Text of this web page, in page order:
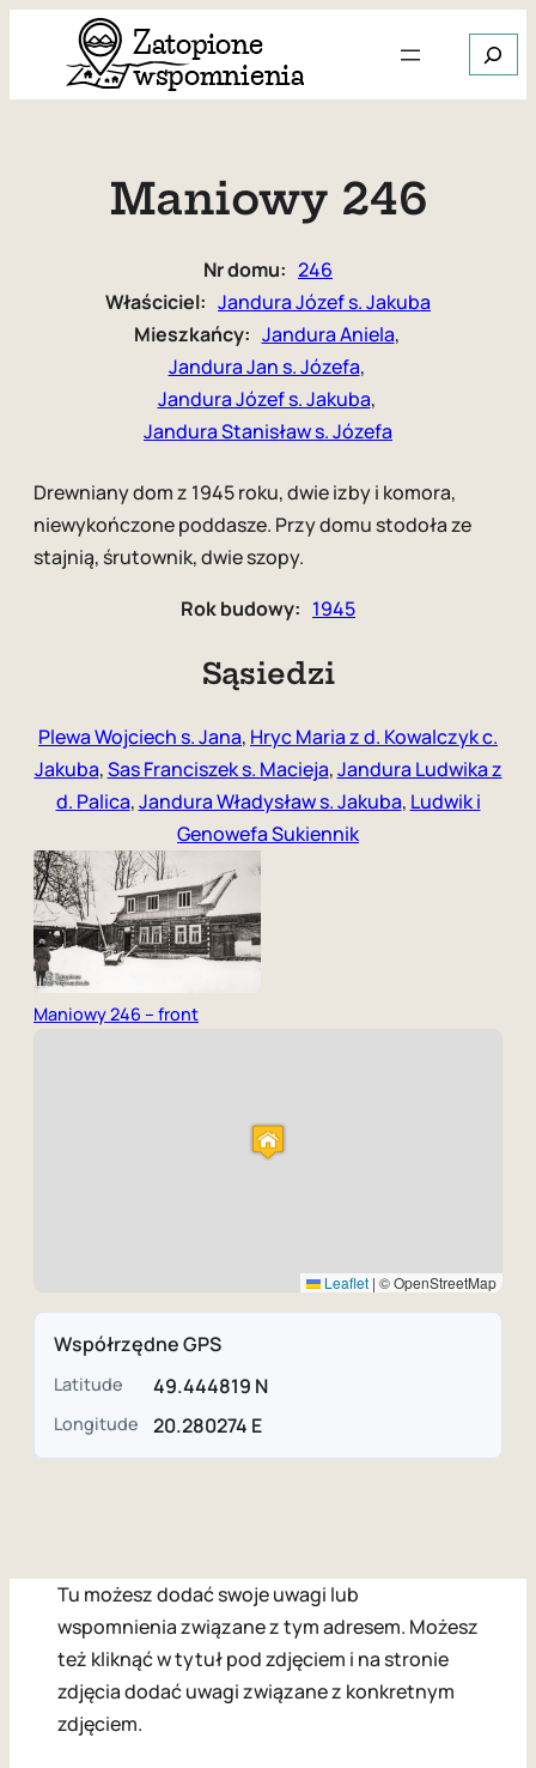
Szukaj
Maniowy 246
Nr domu: 246
Właściciel: Jandura Józef s. Jakuba
Mieszkańcy: Jandura Aniela,
Jandura Jan s. Józefa,
Jandura Józef s. Jakuba,
Jandura Stanisław s. Józefa
Drewniany dom z 1945 roku, dwie izby i komora,
niewykończone poddasze. Przy domu stodoła ze
stajnią, śrutownik, dwie szopy.
Rok budowy: 1945
Sąsiedzi
Plewa Wojciech s. Jana, Hryc Maria z d. Kowalczyk c.
Jakuba,Sas Franciszek s. Macieja,Jandura Ludwika z
d. Palica,Jandura Władysław s. Jakuba, Ludwik i
Genowefa Sukiennik
Maniowy 246 – front
Leaflet | © OpenStreetMap
Współrzędne GPS
Latitude 49.444819 N
Longitude 20.280274 E
Tu możesz dodać swoje uwagi lub
wspomnienia związane z tym adresem. Możesz
też kliknąć w tytuł pod zdjęciem i na stronie
zdjęcia dodać uwagi związane z konkretnym
zdjęciem.